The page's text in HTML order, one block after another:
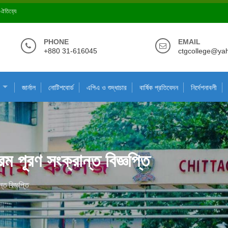
ঐতিহ্যে
PHONE
+880 31-616045
EMAIL
জার্নাল নোটিশবোর্ড এপিএ ও শুদ্ধাচার বার্ষিক প্রতিবেদন নির্দেশনাবলী
পূরণ সংক্রান্ত বিজ্ঞপ্তি
বিজ্ঞপ্তি